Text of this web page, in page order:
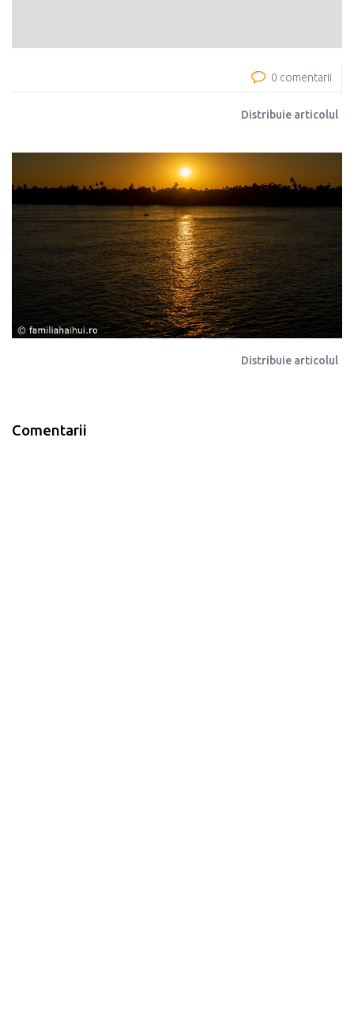
0 comentarii
Distribuie articolul
Distribuie articolul
Comentarii